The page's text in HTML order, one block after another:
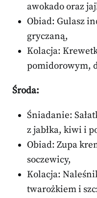
awokado oraz
Obiad: Gulasz
gryczaną,
Kolacja:
pomidorowym,
Środa:
Śniadanie:
z jabłka, kiwi i
Obiad: Zupa
soczewicy,
Kolacja:
twarożkiem i